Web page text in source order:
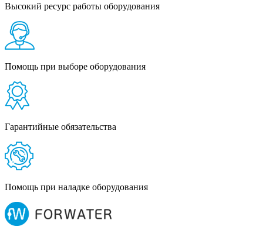
Высокий ресурс работы оборудования
Помощь при выборе оборудования
Гарантийные обязательства
Помощь при наладке оборудования